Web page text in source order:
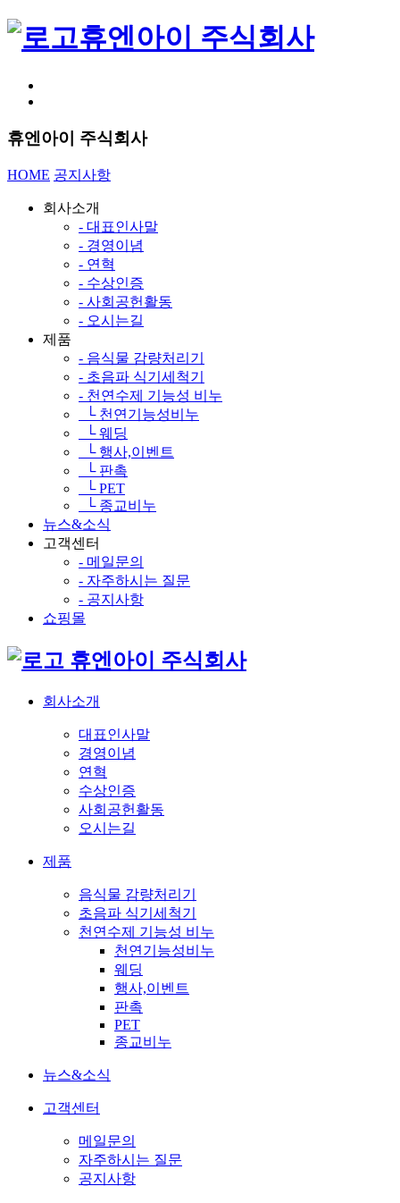
휴엔아이 주식회사
휴엔아이 주식회사
HOME 공지사항
회사소개
- 대표인사말
- 경영이념
- 연혁
- 수상인증
- 사회공헌활동
- 오시는길
제품
- 음식물 감량처리기
- 초음파 식기세척기
- 천연수제 기능성 비누
└ 천연기능성비누
└ 웨딩
└ 행사,이벤트
└ 판촉
└ PET
└ 종교비누
뉴스&소식
고객센터
- 메일문의
- 자주하시는 질문
- 공지사항
쇼핑몰
휴엔아이 주식회사
회사소개
대표인사말
경영이념
연혁
수상인증
사회공헌활동
오시는길
제품
음식물 감량처리기
초음파 식기세척기
천연수제 기능성 비누
천연기능성비누
웨딩
행사,이벤트
판촉
PET
종교비누
뉴스&소식
고객센터
메일문의
자주하시는 질문
공지사항